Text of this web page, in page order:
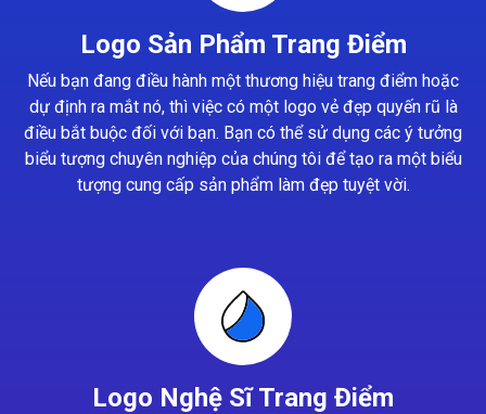
Logo Sản Phẩm Trang Điểm
Nếu bạn đang điều hành một thương hiệu trang điểm hoặc
dự định ra mắt nó, thì việc có một logo vẻ đẹp quyến rũ là
điều bắt buộc đối với bạn. Bạn có thể sử dụng các ý tưởng
biểu tượng chuyên nghiệp của chúng tôi để tạo ra một biểu
tượng cung cấp sản phẩm làm đẹp tuyệt vời.
Logo Nghệ Sĩ Trang Điểm